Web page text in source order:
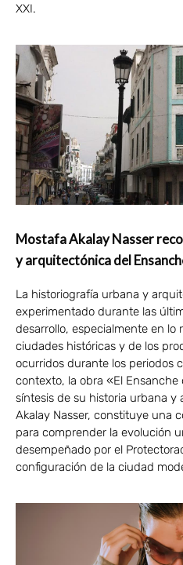
XXI.
Mostafa Akalay Nasser
y arquitectónica del
La historiografía urbana y
experimentado durante las
desarrollo, especialmente en lo
ciudades históricas y de los
ocurridos durante los periodos
contexto, la obra «El Ensanche
síntesis de su historia urbana
Akalay Nasser, constituye una
para comprender la evolución
desempeñado por el
configuración de la ciudad